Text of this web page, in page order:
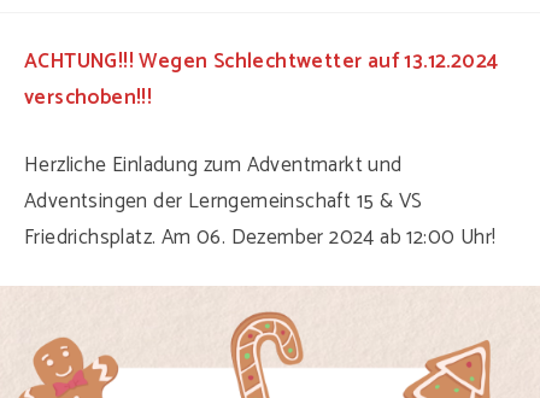
ACHTUNG!!! Wegen Schlechtwetter auf 13.12.2024
verschoben!!!
Herzliche Einladung zum Adventmarkt und
Adventsingen der Lerngemeinschaft 15 & VS
Friedrichsplatz. Am 06. Dezember 2024 ab 12:00 Uhr!